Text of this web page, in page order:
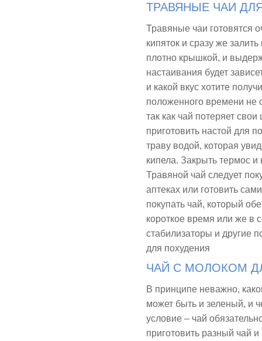
ТРАВЯНЫЕ ЧАИ
Травяные чаи готовятся
кипяток и сразу же
плотно крышкой, и
настаивания будет
и какой вкус хотите
положенного времени не
так как чай потеряет
приготовить настой для
траву водой, которая
кипела. Закрыть термос и
Травяной чай следует
аптеках или готовить
покупать чай, который
короткое время или же в
стабилизаторы и другие
для похудения
ЧАЙ С МОЛОКОМ
В принципе неважно,
может быть и зеленый, и
условие – чай
приготовить разный чай